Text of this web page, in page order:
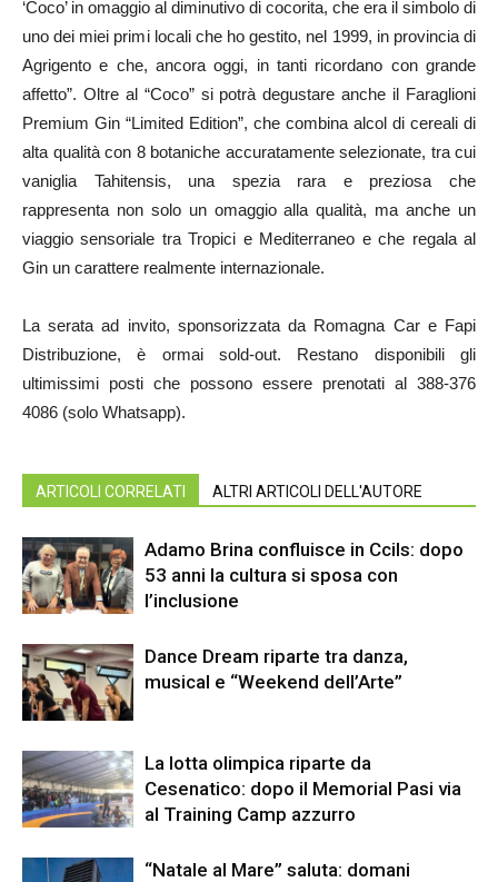
‘Coco’ in omaggio al diminutivo di cocorita, che era il simbolo di
uno dei miei primi locali che ho gestito, nel 1999, in provincia di
Agrigento e che, ancora oggi, in tanti ricordano con grande
affetto”. Oltre al “Coco” si potrà degustare anche il Faraglioni
Premium Gin “Limited Edition”, che combina alcol di cereali di
alta qualità con 8 botaniche accuratamente selezionate, tra cui
vaniglia Tahitensis, una spezia rara e preziosa che
rappresenta non solo un omaggio alla qualità, ma anche un
viaggio sensoriale tra Tropici e Mediterraneo e che regala al
Gin un carattere realmente internazionale.
La serata ad invito, sponsorizzata da Romagna Car e Fapi
Distribuzione, è ormai sold-out. Restano disponibili gli
ultimissimi posti che possono essere prenotati al 388-376
4086 (solo Whatsapp).
ARTICOLI CORRELATI ALTRI ARTICOLI DELL'AUTORE
Adamo Brina confluisce in Ccils: dopo
53 anni la cultura si sposa con
l’inclusione
Dance Dream riparte tra danza,
musical e “Weekend dell’Arte”
La lotta olimpica riparte da
Cesenatico: dopo il Memorial Pasi via
al Training Camp azzurro
“Natale al Mare” saluta: domani